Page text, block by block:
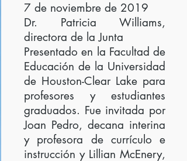
7 de noviembre de 2019
Dr. Patricia Williams,
directora de la Junta
Presentado en la Facultad de
Educación de la Universidad
de Houston-Clear Lake para
profesores y estudiantes
graduados. Fue invitada por
Joan Pedro, decana interina
y profesora de currículo e
instrucción y Lillian McEnery,